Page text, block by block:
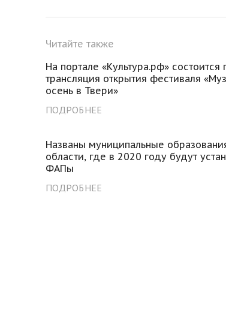
Читайте также
На портале «Культура.рф» состоится
трансляция открытия фестиваля
осень в Твери»
ПОДРОБНЕЕ
Названы муниципальные
области, где в 2020 году будут
ФАПы
ПОДРОБНЕЕ